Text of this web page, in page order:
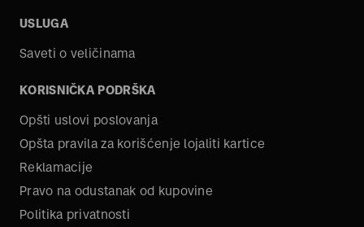
USLUGA
Saveti o veličinama
KORISNIČKA PODRŠKA
Opšti uslovi poslovanja
Opšta pravila za korišćenje lojaliti kartice
Reklamacije
Pravo na odustanak od kupovine
Politika privatnosti